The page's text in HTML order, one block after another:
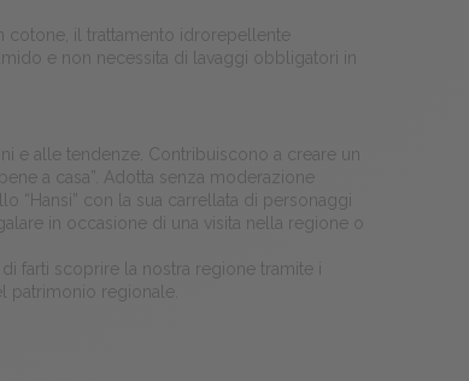
cotone, il trattamento idrorepellente
e non necessita di lavaggi obbligatori in
e alle tendenze. Contribuiscono a creare un
a casa”. Adotta senza moderazione
“Hansi” con la sua carrellata di personaggi
in occasione di una visita nella regione o
farti scoprire la nostra regione tramite i
patrimonio regionale.